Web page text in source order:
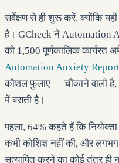
सर्वेक्षण से ही शुरू करें, क्योंकि
है। GCheck ने Automation
को 1,500 पूर्णकालिक कार्यरत
Automation Anxiety
कौशल फुलाए — चौंकाने वाली है,
में बसती है।
पहला, 64% कहते हैं कि
कभी कोशिश नहीं की, और
सत्यापित करने का कोई तंत्र